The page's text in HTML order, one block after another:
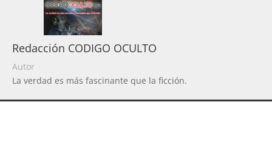
Redacción CODIGO OCULTO
Autor
La verdad es más fascinante que la ficción.